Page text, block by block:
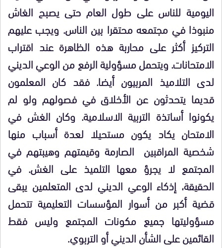
اليومية للناس على طول العام حتى يصبح الغاش
منبوذا في مجتمعه محتقرا بين الناس. ويجب عليهم
التركيز أكثر على محاربة هذه الظاهرة عند اقتراب
الامتحانات. ويتحمل مسؤولية الرفع من الوعي الديني
لدى التلاميذ المربيون أيضا. فقد كان المعلمون
قديما يتحدثون عن الأخلاق في فصولهم ولو لم
يكونوا أساتذة التربية الاسلامية. وكان الغش في
الامتحان يكاد يكون مستحيلا لعدة أسباب منها
شخصية المراقبين الصارمة وقيمتهم وهيبتهم في
المجتمع لا يجرؤ معها التلميذ على الغش. في
الحقيقة، إذكاء الوعي الديني لدى المتعلمين يبقى
قضية أكبر من أسوار المؤسسات التعليمية تتحمل
مسؤوليتها جميع مكونات المجتمع وليس فقط
القائمين على الشأن الديني أو التربوي.